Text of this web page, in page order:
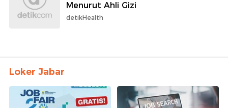
Menurut Ahli Gizi
detikHealth
Loker Jabar